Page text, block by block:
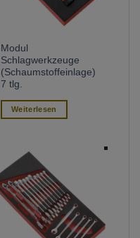
Modul
Schlagwerkzeuge
(Schaumstoffeinlage)
7 tlg.
Weiterlesen